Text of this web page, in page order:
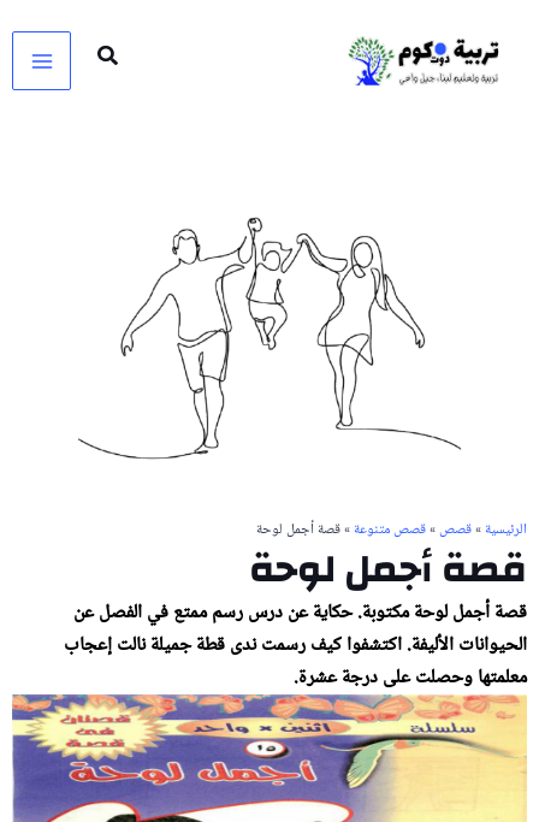
المحتوى
الرئيسية»قصص»قصص متنوعة» قصة أجمل لوحة
قصة أجمل لوحة
قصة أجمل لوحة مكتوبة. حكاية عن درس رسم ممتع في الفصل عن
الحيوانات الأليفة. اكتشفوا كيف رسمت ندى قطة جميلة نالت إعجاب
معلمتها وحصلت على درجة عشرة.